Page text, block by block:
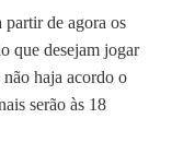
de agora os
que desejam jogar
haja acordo o
serão às 18